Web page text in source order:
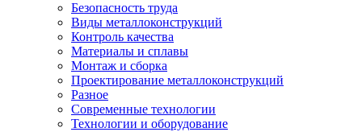
Безопасность труда
Виды металлоконструкций
Контроль качества
Материалы и сплавы
Монтаж и сборка
Проектирование металлоконструкций
Разное
Современные технологии
Технологии и оборудование